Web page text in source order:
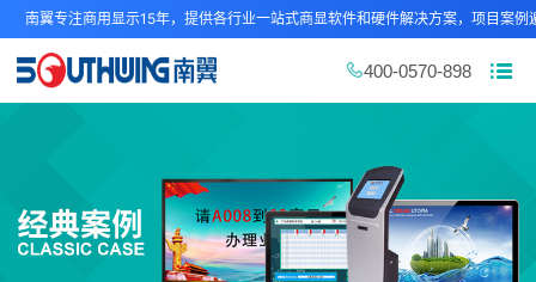
南翼专注商用显示15年，提供各行业一站式商显软件和硬件解决方案，项目案例遍
400-0570-898